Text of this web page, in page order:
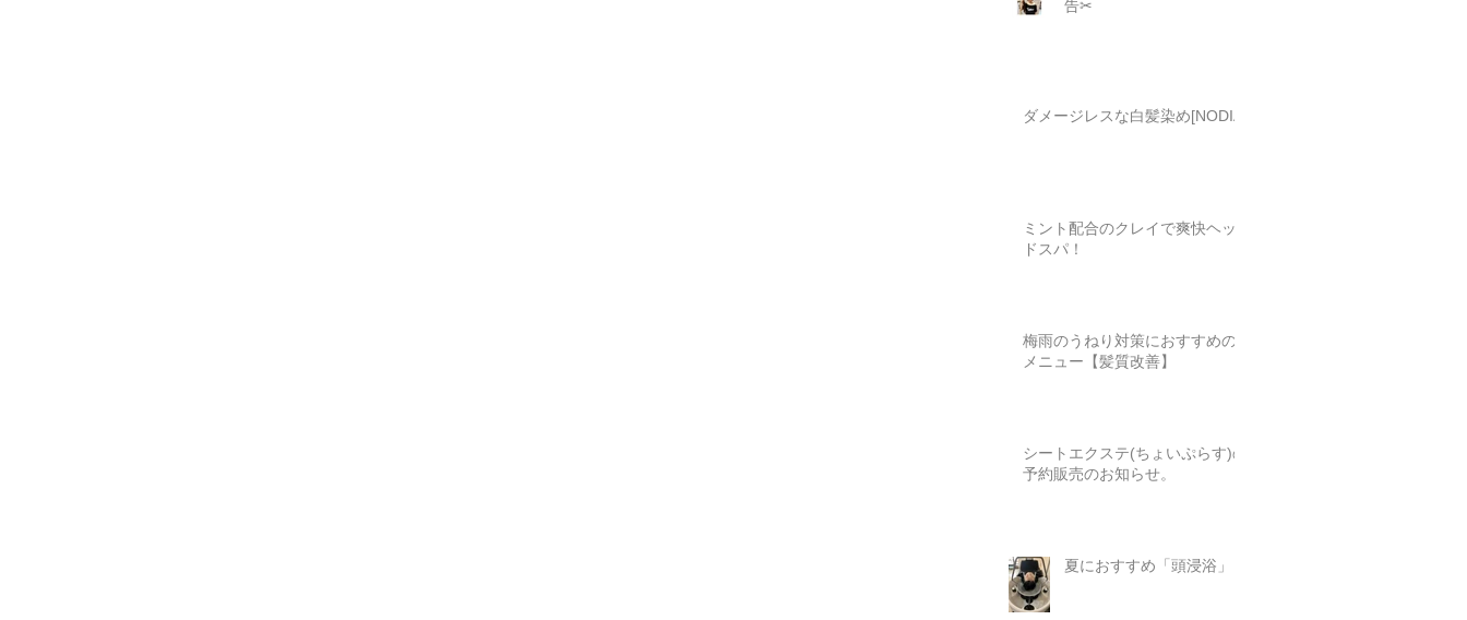
告✂︎
ダメージレスな白髪染め[NODIA]
ミント配合のクレイで爽快ヘッ
ドスパ！
梅雨のうねり対策におすすめの
メニュー【髪質改善】
シートエクステ(ちょいぷらす)の
予約販売のお知らせ。
夏におすすめ「頭浸浴」